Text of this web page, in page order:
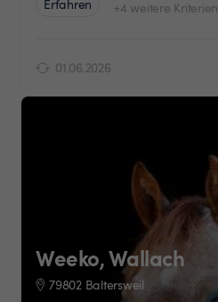
Erfahren
+4 weitere Kriterien
01.06.2026
Weeko, Wallach
79802 Baltersweil